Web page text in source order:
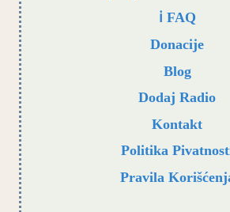
ℹ️ FAQ
Donacije
Blog
Dodaj Radio
Kontakt
Politika
Pravila